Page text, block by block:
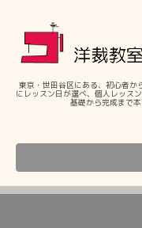
東京・世田谷区にある、初心者か
にレッスン日が選べ、個人レッス
基礎から完成まで